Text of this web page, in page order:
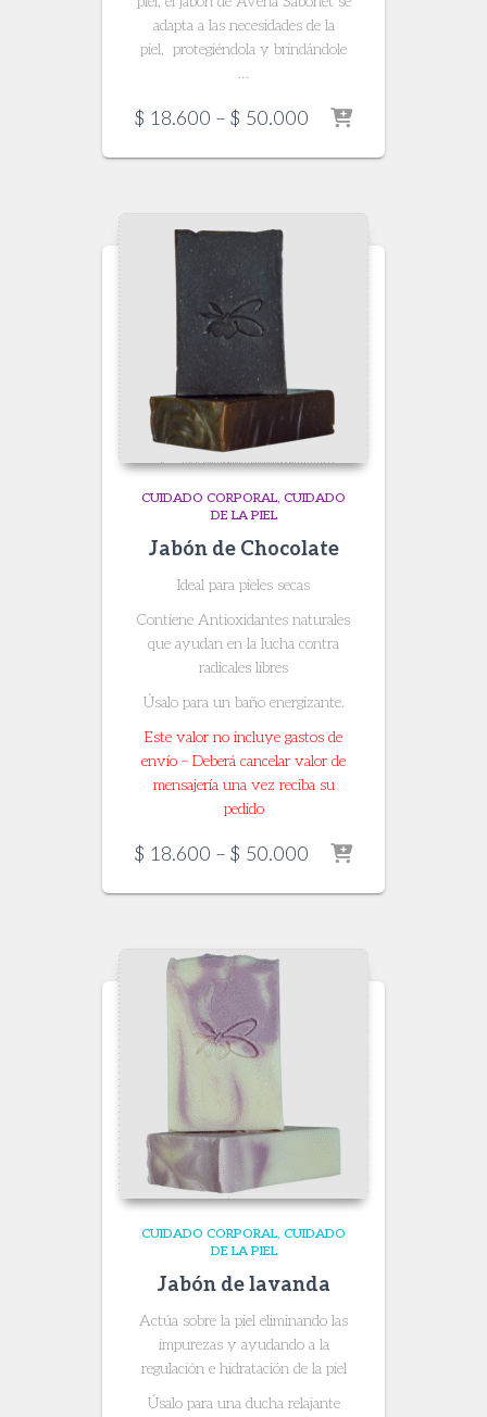
adapta a las necesidades de la
piel, protegiéndola y brindándole
…
$ 18.600 – $ 50.000 Price
$ 18.600
$ 50.000
CUIDADO CORPORAL CUIDADO
DE LA PIEL
Jabón de Chocolate
Ideal para pieles secas
Contiene Antioxidantes naturales
que ayudan en la lucha contra
radicales libres
Úsalo para un baño energizante.
Este valor no incluye gastos de
envío – Deberá cancelar valor de
mensajería una vez reciba su
pedido
$ 18.600 – $ 50.000 Price
$ 18.600
$ 50.000
CUIDADO CORPORAL CUIDADO
DE LA PIEL
Jabón de lavanda
Actúa sobre la piel eliminando las
impurezas y ayudando a la
regulación e hidratación de la piel
Úsalo para una ducha relajante